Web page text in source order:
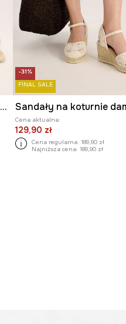
Sandały espadrylowe damskie
-31%
FINAL SALE
Cena aktualna:
129,90 zł
Cena regularna: 189,90 zł
Najniższa cena: 189,90 zł